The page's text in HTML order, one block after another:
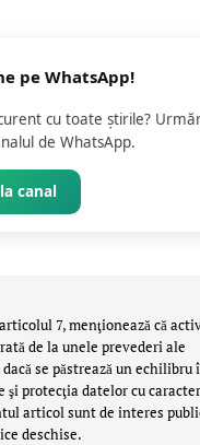
pe WhatsApp!
cu toate știrile?
de WhatsApp.
canal
7, menţionează că
de la unele prevederi ale
se păstrează un echilibru
protecţia datelor cu
articol sunt de interes
deschise.